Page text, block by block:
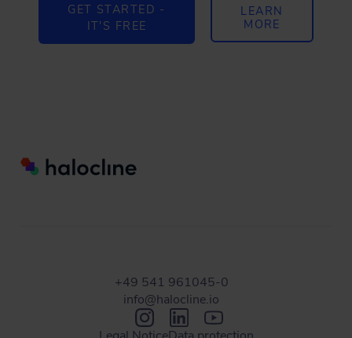
GET STARTED -
IT'S FREE
LEARN
MORE
+49 541 961045-0
info@halocline.io